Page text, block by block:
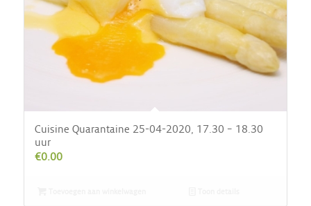
Cuisine Quarantaine 25-04-2020, 17.30 – 18.30
uur
€0.00